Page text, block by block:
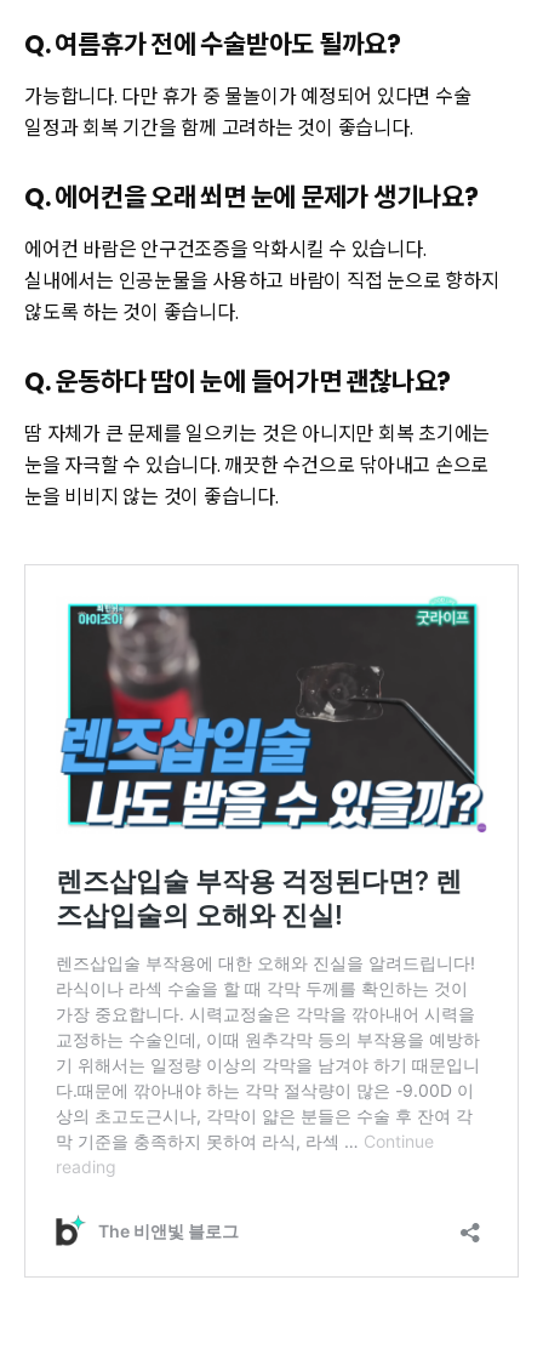
Q. 여름휴가 전에 수술받아도 될까요?
가능합니다. 다만 휴가 중 물놀이가 예정되어 있다면 수술
일정과 회복 기간을 함께 고려하는 것이 좋습니다.
Q. 에어컨을 오래 쐬면 눈에 문제가 생기나요?
에어컨 바람은 안구건조증을 악화시킬 수 있습니다.
실내에서는 인공눈물을 사용하고 바람이 직접 눈으로 향하지
않도록 하는 것이 좋습니다.
Q. 운동하다 땀이 눈에 들어가면 괜찮나요?
땀 자체가 큰 문제를 일으키는 것은 아니지만 회복 초기에는
눈을 자극할 수 있습니다. 깨끗한 수건으로 닦아내고 손으로
눈을 비비지 않는 것이 좋습니다.